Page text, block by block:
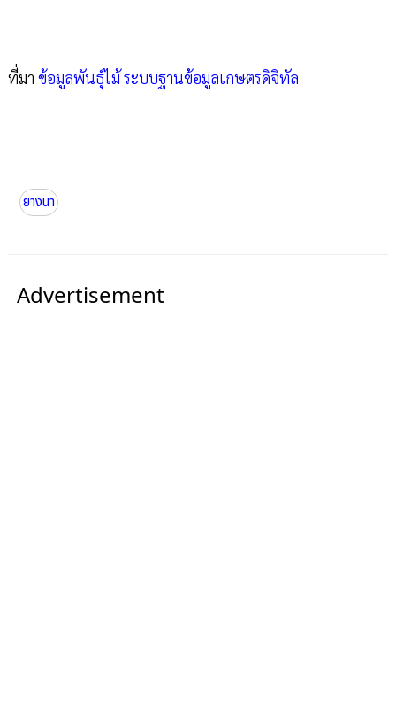
ที่มา ข้อมูลพันธุ์ไม้ ระบบฐานข้อมูลเกษตรดิจิทัล
ยางนา
Advertisement